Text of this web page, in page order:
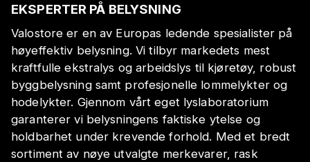
EKSPERTER PÅ BELYSNING
Valostore er en av Europas ledende spesialister på
høyeffektiv belysning. Vi tilbyr markedets mest
kraftfulle ekstralys og arbeidslys til kjøretøy, robust
byggbelysning samt profesjonelle lommelykter og
hodelykter. Gjennom vårt eget lyslaboratorium
garanterer vi belysningens faktiske ytelse og
holdbarhet under krevende forhold. Med et bredt
sortiment av nøye utvalgte merkevarer, rask